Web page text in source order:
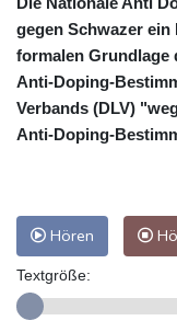
gegen Schwazer
formalen Grundlage
Anti-Doping-
Verbands (DLV)
Anti-Doping-
Hören
Textgröße: